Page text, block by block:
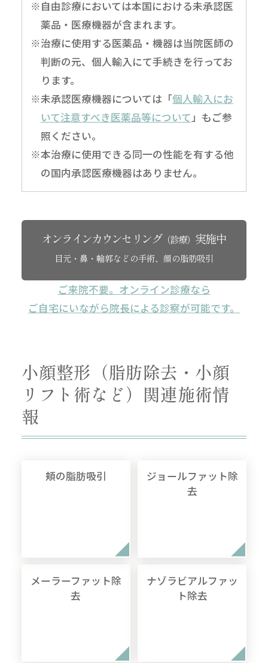
※自由診療においては本国における未承認医
薬品・医療機器が含まれます。
※治療に使用する医薬品・機器は当院医師の
判断の元、個人輸入にて手続きを行ってお
ります。
※未承認医療機器については「個人輸入にお
いて注意すべき医薬品等について」もご参
照ください。
※本治療に使用できる同一の性能を有する他
の国内承認医療機器はありません。
オンラインカウンセリング（診療） 実施中
目元・鼻・輪郭などの手術、顔の脂肪吸引
ご来院不要。オンライン診療なら
ご自宅にいながら院長による診察が可能です。
小顔整形（脂肪除去・小顔
リフト術など）関連施術情
報
頬の脂肪吸引
ジョールファット除
去
メーラーファット除
去
ナゾラビアルファッ
ト除去